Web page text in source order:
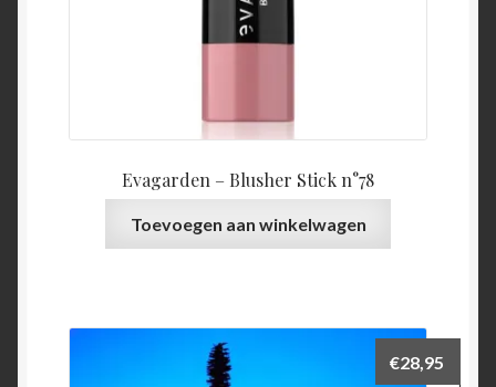
Evagarden – Blusher Stick n°78
Toevoegen aan winkelwagen
€28,95